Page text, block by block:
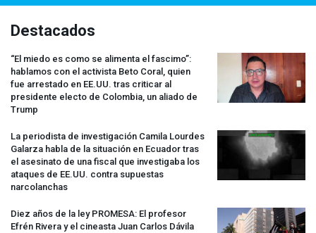
Destacados
“El miedo es como se alimenta el fascimo”:
hablamos con el activista Beto Coral, quien
fue arrestado en EE.UU. tras criticar al
presidente electo de Colombia, un aliado de
Trump
La periodista de investigación Camila Lourdes
Galarza habla de la situación en Ecuador tras
el asesinato de una fiscal que investigaba los
ataques de EE.UU. contra supuestas
narcolanchas
Diez años de la ley PROMESA: El profesor
Efrén Rivera y el cineasta Juan Carlos Dávila